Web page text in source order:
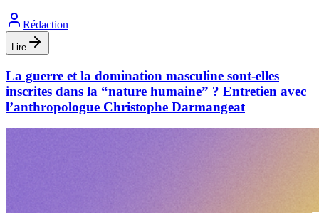
Rédaction
Lire
La guerre et la domination masculine sont-elles
inscrites dans la “nature humaine” ? Entretien avec
l’anthropologue Christophe Darmangeat